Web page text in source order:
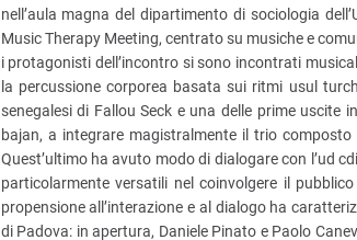
nell’aula magna del dipartimento di sociologia
Music Therapy Meeting, centrato su musiche e
i protagonisti dell’incontro si sono incontrati
la percussione corporea basata sui ritmi usul
senegalesi di Fallou Seck e una delle prime uscite
bajan, a integrare magistralmente il trio
Quest’ultimo ha avuto modo di dialogare con l’ud
particolarmente versatili nel coinvolgere il
propensione all’interazione e al dialogo ha
di Padova: in apertura, Daniele Pinato e Paolo